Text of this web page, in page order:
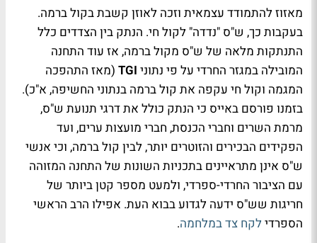
מאזוז להתמודד עצמאית וזכה לאוזן קשבת בקול ברמה.
בעקבות כך, ש"ס "נדדה" לקול חי. הנתק בין הצדדים כלל
התנתקות מלאה של ש"ס מקול ברמה, אז עוד התחנה
המובילה במגזר החרדי על פי נתוני TGI (מאז התהפכה
המגמה וקול חי עקפה את קול ברמה בנתוני החשיפה, א"כ).
בזמנו פורסם באייס כי הנתק כולל את דרגי תנועת ש"ס,
מרמת השרים וחברי הכנסת, חברי מועצות ערים, ועד
הפקידים הבכירים והזוטרים יותר, לבין קול ברמה, וכי אנשי
ש"ס אינן מתראיינים בתכניות השונות של התחנה המזוהה
עם הציבור החרדי-ספרדי, ולמעט מספר קטן ביותר של
חריגות שש"ס ידעה לגדוע בבוא העת. אפילו הרב הראשי
הספרדי לקח צד במלחמה.